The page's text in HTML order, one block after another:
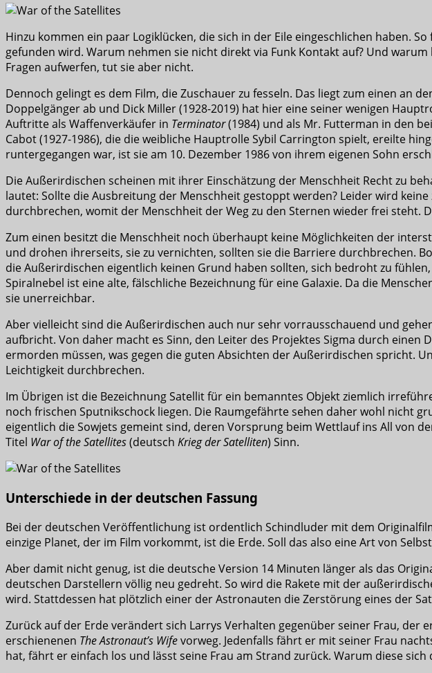
Hinzu kommen ein paar Logiklücken, die sich in der Eile eingeschlichen haben.
gefunden wird. Warum nehmen sie nicht direkt via Funk Kontakt auf? Und
Fragen aufwerfen, tut sie aber nicht.
Dennoch gelingt es dem Film, die Zuschauer zu fesseln. Das liegt zum einen an
Doppelgänger ab und Dick Miller (1928-2019) hat hier eine seiner wenigen
Auftritte als Waffenverkäufer in Terminator(1984) und als Mr. Futterman in den
Cabot (1927-1986), die die weibliche Hauptrolle Sybil Carrington spielt, ereilte
runtergegangen war, ist sie am 10. Dezember 1986 von ihrem eigenen Sohn
Die Außerirdischen scheinen mit ihrer Einschätzung der Menschheit Recht zu
lautet: Sollte die Ausbreitung der Menschheit gestoppt werden? Leider wird
durchbrechen, womit der Menschheit der Weg zu den Sternen wieder frei steht.
Zum einen besitzt die Menschheit noch überhaupt keine Möglichkeiten der
und drohen ihrerseits, sie zu vernichten, sollten sie die Barriere durchbrechen.
die Außerirdischen eigentlich keinen Grund haben sollten, sich bedroht zu
Spiralnebel ist eine alte, fälschliche Bezeichnung für eine Galaxie. Da die
sie unerreichbar.
Aber vielleicht sind die Außerirdischen auch nur sehr vorrausschauend und
aufbricht. Von daher macht es Sinn, den Leiter des Projektes Sigma durch
ermorden müssen, was gegen die guten Absichten der Außerirdischen spricht.
Leichtigkeit durchbrechen.
Im Übrigen ist die Bezeichnung Satellit für ein bemanntes Objekt ziemlich
noch frischen Sputnikschock liegen. Die Raumgefährte sehen daher wohl nicht
eigentlich die Sowjets gemeint sind, deren Vorsprung beim Wettlauf ins All von
Titel War of the Satellites(deutsch Krieg der Satelliten) Sinn.
Unterschiede in der deutschen Fassung
Bei der deutschen Veröffentlichung ist ordentlich Schindluder mit dem
einzige Planet, der im Film vorkommt, ist die Erde. Soll das also eine Art von
Aber damit nicht genug, ist die deutsche Version 14 Minuten länger als das
deutschen Darstellern völlig neu gedreht. So wird die Rakete mit der
wird. Stattdessen hat plötzlich einer der Astronauten die Zerstörung eines der
Zurück auf der Erde verändert sich Larrys Verhalten gegenüber seiner Frau, der
erschienenen The Astronaut’s Wifevorweg. Jedenfalls fährt er mit seiner Frau
hat, fährt er einfach los und lässt seine Frau am Strand zurück. Warum diese